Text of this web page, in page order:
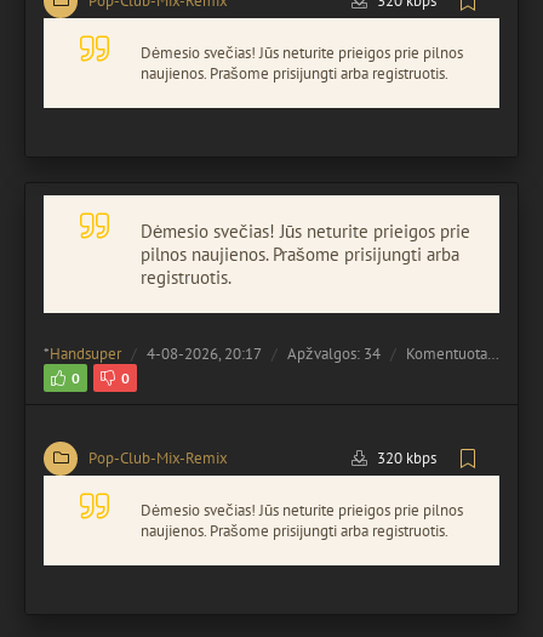
Dėmesio svečias! Jūs neturite prieigos prie pilnos
naujienos. Prašome prisijungti arba registruotis.
Dėmesio svečias! Jūs neturite prieigos prie
pilnos naujienos. Prašome prisijungti arba
registruotis.
*Handsuper 4-08-2026, 20:17 Apžvalgos: 34 Komentuota: 0
0 0
Pop-Club-Mix-Remix 320 kbps
Dėmesio svečias! Jūs neturite prieigos prie pilnos
naujienos. Prašome prisijungti arba registruotis.